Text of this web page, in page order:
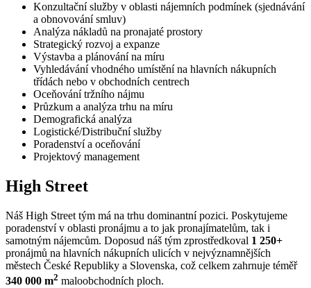
Konzultační služby v oblasti nájemních podmínek (sjednávání
a obnovování smluv)
Analýza nákladů na pronajaté prostory
Strategický rozvoj a expanze
Výstavba a plánování na míru
Vyhledávání vhodného umístění na hlavních nákupních
třídách nebo v obchodních centrech
Oceňování tržního nájmu
Průzkum a analýza trhu na míru
Demografická analýza
Logistické/Distribuční služby
Poradenství a oceňování
Projektový management
High Street
Náš High Street tým má na trhu dominantní pozici. Poskytujeme
poradenství v oblasti pronájmu a to jak pronajímatelům, tak i
samotným nájemcům. Doposud náš tým zprostředkoval 1 250+
pronájmů na hlavních nákupních ulicích v nejvýznamnějších
městech České Republiky a Slovenska, což celkem zahrnuje téměř
340 000 m2 maloobchodních ploch.